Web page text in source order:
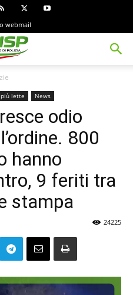
webmail
più lette News
odio
800
hanno
9 feriti tra
stampa
24225